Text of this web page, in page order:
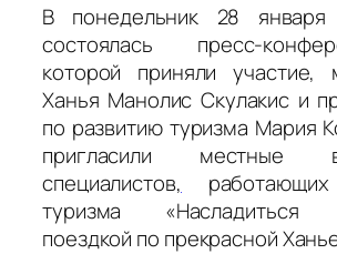
В понедельник 28 января
состоялась пресс-
которой приняли участие,
Ханья Манолис Скулакис и
по развитию туризма Мария
пригласили местные
специалистов,
туризма «Насладиться
поездкой по прекрасной